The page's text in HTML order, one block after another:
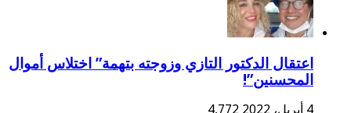
اعتقال الدكتور التازي وزوجته بتهمة” اختلاس أموال
المحسنين”!
4,772